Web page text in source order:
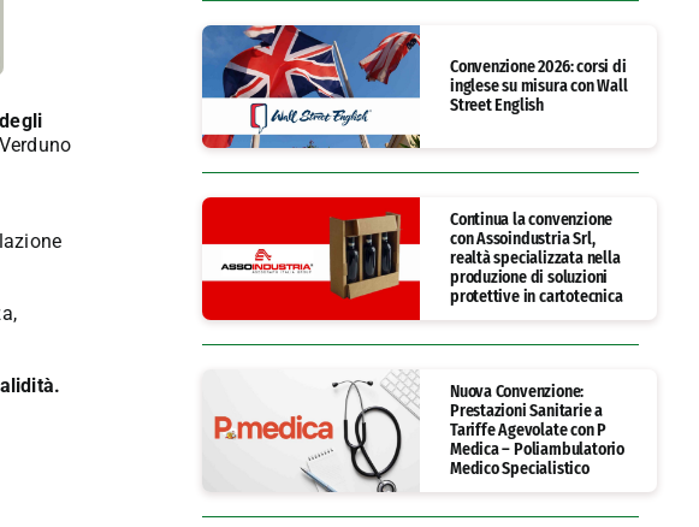
Convenzione 2026: corsi di
inglese su misura con Wall
Street English
Continua la convenzione
con Assoindustria Srl,
realtà specializzata nella
produzione di soluzioni
protettive in cartotecnica
Nuova Convenzione:
Prestazioni Sanitarie a
Tariffe Agevolate con P
Medica – Poliambulatorio
Medico Specialistico